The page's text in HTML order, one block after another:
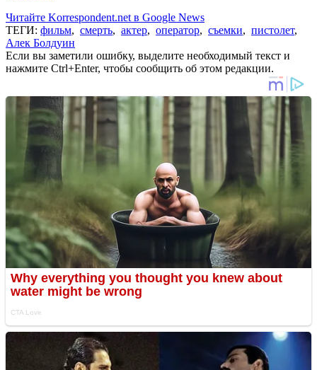
Читайте Korrespondent.net в Google News
ТЕГИ: фильм, смерть, актер, оператор, съемки, пистолет,
Алек Болдуин
Если вы заметили ошибку, выделите необходимый текст и
нажмите Ctrl+Enter, чтобы сообщить об этом редакции.